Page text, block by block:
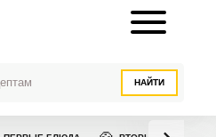
НАЙТИ